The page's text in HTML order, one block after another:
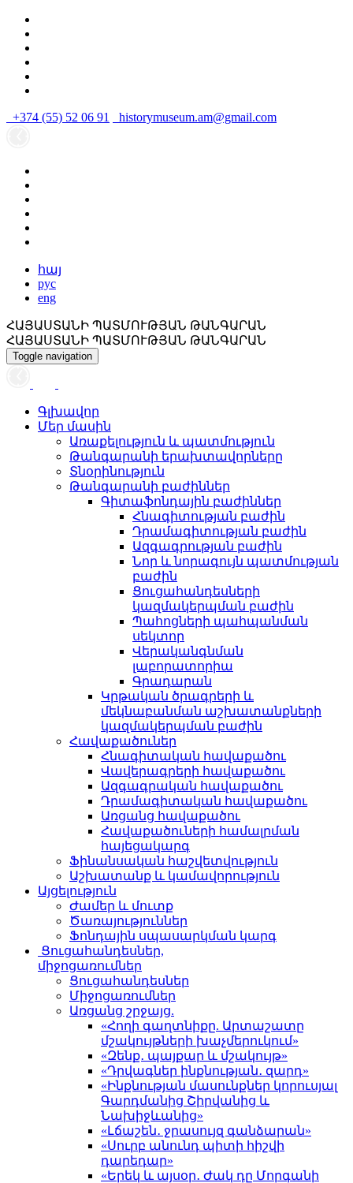
+374 (55) 52 06 91 historymuseum.am@gmail.com
հայ
рус
eng
ՀԱՅԱՍՏԱՆԻ ՊԱՏՄՈՒԹՅԱՆ ԹԱՆԳԱՐԱՆ
ՀԱՅԱՍՏԱՆԻ ՊԱՏՄՈՒԹՅԱՆ ԹԱՆԳԱՐԱՆ
Toggle navigation
Գլխավոր
Մեր մասին
Առաքելություն և պատմություն
Թանգարանի երախտավորները
Տնօրինություն
Թանգարանի բաժիններ
Գիտաֆոնդային բաժիններ
Հնագիտության բաժին
Դրամագիտության բաժին
Ազգագրության բաժին
Նոր և նորագույն պատմության
բաժին
Ցուցահանդեսների
կազմակերպման բաժին
Պահոցների պահպանման
սեկտոր
Վերականգնման
լաբորատորիա
Գրադարան
Կրթական ծրագրերի և
մեկնաբանման աշխատանքների
կազմակերպման բաժին
Հավաքածուներ
Հնագիտական հավաքածու
Վավերագրերի հավաքածու
Ազգագրական հավաքածու
Դրամագիտական հավաքածու
Առցանց հավաքածու
Հավաքածուների համալրման
հայեցակարգ
Ֆինանսական հաշվետվություն
Աշխատանք և կամավորություն
Այցելություն
Ժամեր և մուտք
Ծառայություններ
Ֆոնդային սպասարկման կարգ
Ցուցահանդեսներ,
միջոցառումներ
Ցուցահանդեսներ
Միջոցառումներ
Առցանց շրջայց.
«Հողի գաղտնիքը. Արտաշատը
մշակույթների խաչմերուկում»
«Զենք․ պայքար և մշակույթ»
«Դրվագներ ինքնության․ զարդ»
«Ինքնության մասունքներ կորուսյալ
Գարդմանից Շիրվանից և
Նախիջևանից»
«Լճաշեն․ ջրասույզ գանձարան»
«Սուրբ անունդ պիտի հիշվի
դարեդար»
«Երեկ և այսօր․ Ժակ դը Մորգանի